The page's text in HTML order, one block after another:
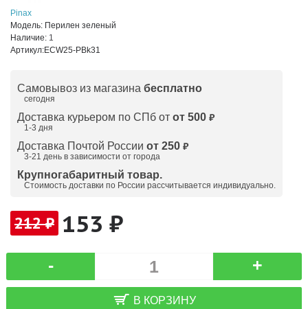
Pinax
Модель: Перилен зеленый
Наличие: 1
Артикул:ECW25-PBk31
Самовывоз из магазина бесплатно
сегодня
Доставка курьером по СПб от от 500 ₽
1-3 дня
Доставка Почтой России от 250 ₽
3-21 день в зависимости от города
Крупногабаритный товар.
Стоимость доставки по России рассчитывается индивидуально.
212 ₽ 153 ₽
- +
В КОРЗИНУ